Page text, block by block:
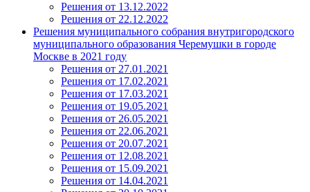
Решения от 13.12.2022
Решения от 22.12.2022
Решения муниципального собрания внутригородского
муниципального образования Черемушки в городе
Москве в 2021 году
Решения от 27.01.2021
Решения от 17.02.2021
Решения от 17.03.2021
Решения от 19.05.2021
Решения от 26.05.2021
Решения от 22.06.2021
Решения от 20.07.2021
Решения от 12.08.2021
Решения от 15.09.2021
Решения от 14.04.2021